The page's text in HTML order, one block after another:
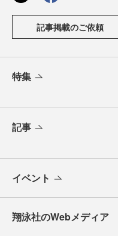
記事掲載のご依頼
特集
記事
イベント
翔泳社のWebメディア